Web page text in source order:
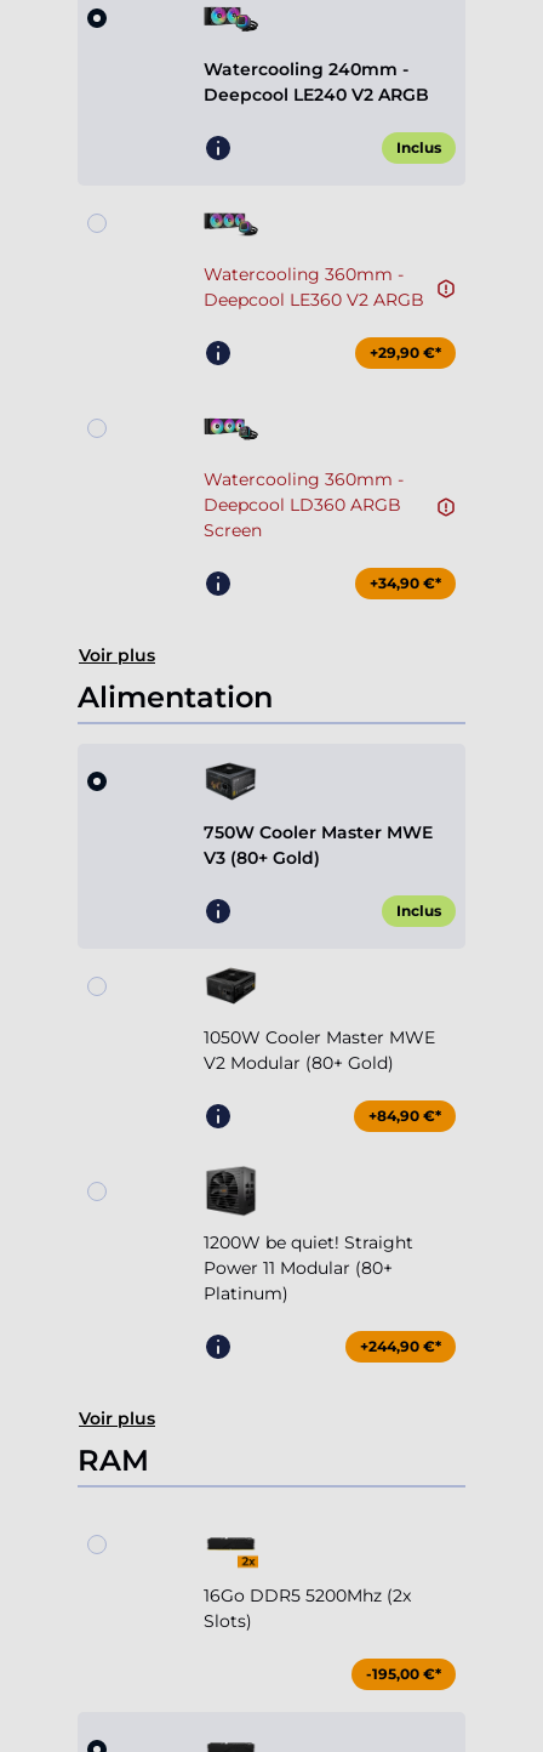
Watercooling 240mm -
Deepcool LE240 V2 ARGB
Inclus
Watercooling 360mm -
Deepcool LE360 V2 ARGB
+29,90 €*
Watercooling 360mm -
Deepcool LD360 ARGB
Screen
+34,90 €*
Voir plus
Alimentation
750W Cooler Master MWE
V3 (80+ Gold)
Inclus
1050W Cooler Master MWE
V2 Modular (80+ Gold)
+84,90 €*
1200W be quiet! Straight
Power 11 Modular (80+
Platinum)
+244,90 €*
Voir plus
RAM
16Go DDR5 5200Mhz (2x
Slots)
-195,00 €*